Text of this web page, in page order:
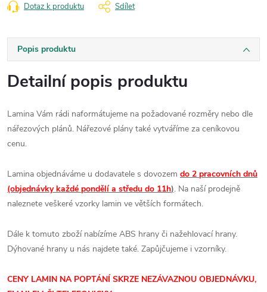
Dotaz k produktu Sdílet
Popis produktu
Detailní popis produktu
Lamina Vám rádi naformátujeme na požadované rozměry nebo dle
nářezových plánů. Nářezové plány také vytváříme za ceníkovou
cenu.
Lamina objednáváme u dodavatele s dovozem do 2 pracovních dnů
(objednávky každé pondělí a středu do 11h). Na naší prodejně
naleznete veškeré vzorky lamin ve větších formátech.
Dále k tomuto zboží nabízíme ABS hrany či nažehlovací hrany.
Dýhované hrany u nás najdete také. Zapůjčujeme i vzorníky.
CENY LAMIN NA POPTÁNÍ SKRZE NEZÁVAZNOU OBJEDNÁVKU,